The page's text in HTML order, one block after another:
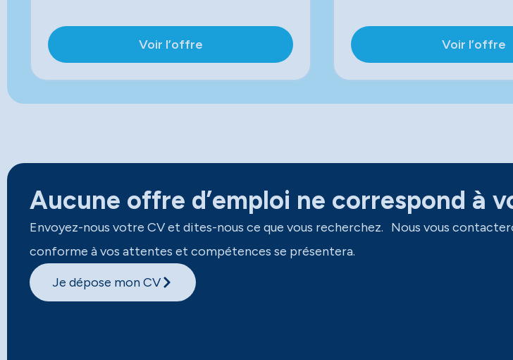
Voir l’offre Voir l’offre
Aucune offre d’emploi ne correspond à
Envoyez-nous votre CV et dites-nous ce que vous recherchez. Nous vous
conforme à vos attentes et compétences se présentera.
Je dépose mon CV